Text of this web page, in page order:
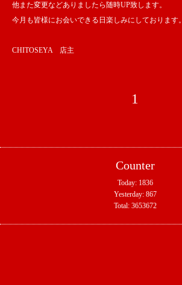
他また変更などありましたら随時UP致します。
今月も皆様にお会いできる日楽しみにしております。
CHITOSEYA 店主
1
Counter
Today: 1836
Yesterday: 867
Total: 3653672